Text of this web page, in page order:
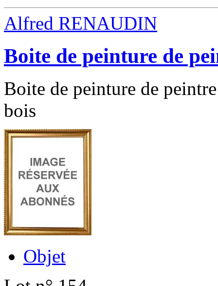
Alfred RENAUDIN
Boite de peinture de
Boite de peinture de
bois
Objet